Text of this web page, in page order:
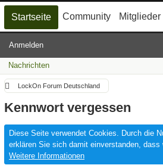
Startseite Community Mitglieder
Anmelden
Nachrichten
LockOn Forum Deutschland
Kennwort vergessen
Diese Seite verwendet Cookies. Durch die
erklären Sie sich damit einverstanden, dass
Weitere Informationen